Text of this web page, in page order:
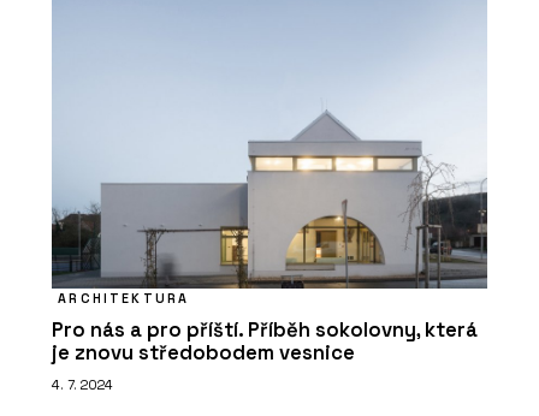
ARCHITEKTURA
Pro nás a pro příští. Příběh sokolovny, která
je znovu středobodem vesnice
4. 7. 2024